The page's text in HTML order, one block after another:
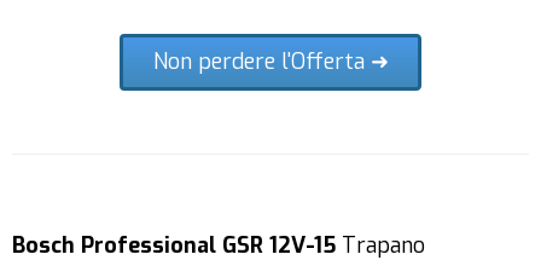
Non perdere l'Offerta ➜
Bosch Professional GSR 12V-15 Trapano